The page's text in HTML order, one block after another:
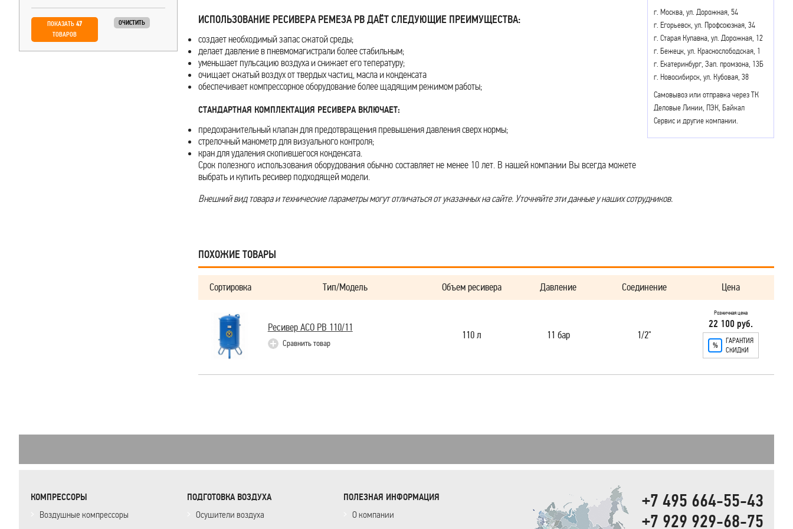
ПОКАЗАТЬ47
ТОВАРОВ
ОЧИСТИТЬ ИСПОЛЬЗОВАНИЕ РЕСИВЕРА РЕМЕЗА РВ ДАЁТ СЛЕДУЮЩИЕ ПРЕИМУЩЕСТВА:
создает необходимый запас сжатой среды;
делает давление в пневмомагистрали более стабильным;
уменьшает пульсацию воздуха и снижает его тепературу;
очищает сжатый воздух от твердых частиц, масла и конденсата
обеспечивает компрессорное оборудование более щадящим режимом работы;
СТАНДАРТНАЯ КОМПЛЕКТАЦИЯ РЕСИВЕРА ВКЛЮЧАЕТ:
предохранительный клапан для предотвращения превышения давления сверх нормы;
стрелочный манометр для визуального контроля;
кран для удаления скопившегося конденсата.
Срок полезного использования оборудования обычно составляет не менее 10 лет. В нашей компании Вы всегда можете
выбрать и купить ресивер подходящей модели.
г. Москва, ул. Дорожная, 54
г. Егорьевск, ул. Профсоюзная, 34
г. Старая Купавна, ул. Дорожная, 12
г. Бежецк, ул. Краснослободская, 1
г. Екатеринбург, Зап. промзона, 13Б
г. Новосибирск, ул. Кубовая, 38
Самовывоз или отправка через ТК
Деловые Линии, ПЭК, Байкал
Сервис и другие компании.
Внешний вид товара и технические параметры могут отличаться от указанных на сайте. Уточняйте эти данные у наших сотрудников.
ПОХОЖИЕ ТОВАРЫ
Сортировка Тип/Модель Объем ресивера Давление Соединение Цена
Ресивер АСО РВ 110/11
Сравнить товар
110 л 11 бар 1/2"
Розничная цена
22 100 руб.
ГАРАНТИЯ
СКИДКИ
КОМПРЕССОРЫ
Воздушные компрессоры
ПОДГОТОВКА ВОЗДУХА
Осушители воздуха
ПОЛЕЗНАЯ ИНФОРМАЦИЯ
О компании
+7 495 664-55-43
+7 929 929-68-75